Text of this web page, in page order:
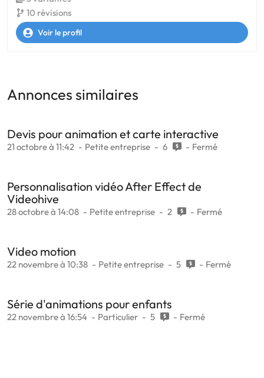
10 révisions
Voir le profil
Annonces similaires
Devis pour animation et carte interactive
21 octobre à 11:42 Petite entreprise 6 Fermé
Personnalisation vidéo After Effect de
Videohive
28 octobre à 14:08 Petite entreprise 2 Fermé
Video motion
22 novembre à 10:38 Petite entreprise 5 Fermé
Série d'animations pour enfants
22 novembre à 16:54 Particulier 5 Fermé